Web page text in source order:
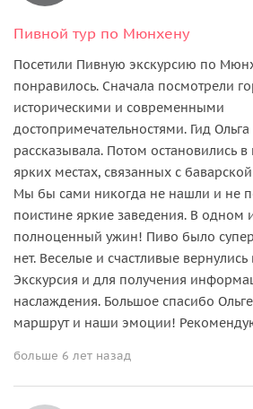
Пивной тур по Мюнхену
Посетили Пивную экскурсию по
понравилось. Сначала посмотрели
историческими и современными
достопримечательностями. Гид
рассказывала. Потом остановились
ярких местах, связанных с
Мы бы сами никогда не нашли и не
поистине яркие заведения. В одном
полноценный ужин! Пиво было
нет. Веселые и счастливые вернулись
Экскурсия и для получения
наслаждения. Большое спасибо
маршрут и наши эмоции!
больше 6 лет назад